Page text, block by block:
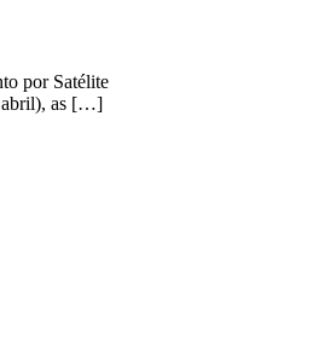
por Satélite
abril), as […]